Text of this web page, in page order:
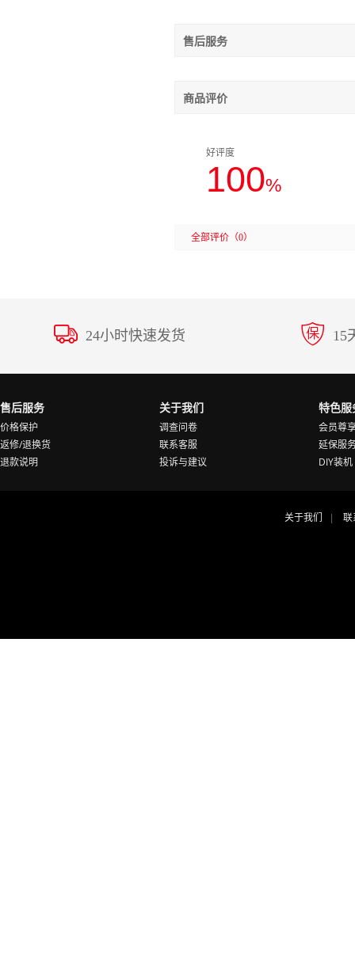
售后服务
商品评价
好评度
100%
全部评价 （0）
24小时快速发货 15
售后服务
价格保护
返修/退换货
退款说明
关于我们
调查问卷
联系客服
投诉与建议
特色服
会员尊
延保服
DIY装机
关于我们 | 联